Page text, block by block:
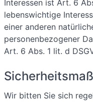
Interessen ist Art. 6
lebenswichtige
einer anderen
personenbezogener
Art. 6 Abs. 1 lit. d
Wir bitten Sie sich